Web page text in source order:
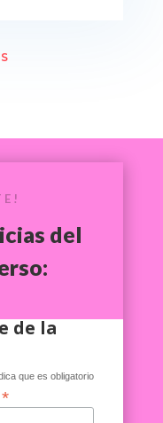
del
de la
que es obligatorio
*